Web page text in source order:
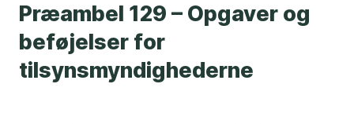
Præambel 129 – Opgaver og
beføjelser for
tilsynsmyndighederne